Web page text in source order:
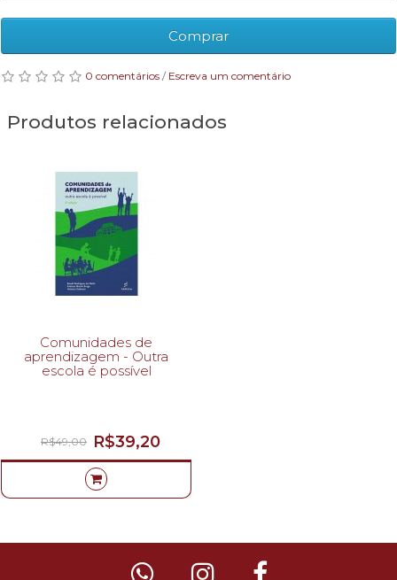
Comprar
0 comentários / Escreva um comentário
Produtos relacionados
Comunidades de
aprendizagem - Outra
escola é possível
R$39,20
R$49,00